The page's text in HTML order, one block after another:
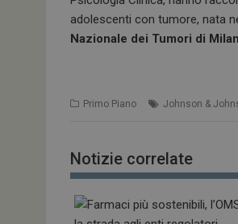
adolescenti con tumore, nata
Nazionale dei Tumori di
Primo Piano Johnson &
Notizie correlate